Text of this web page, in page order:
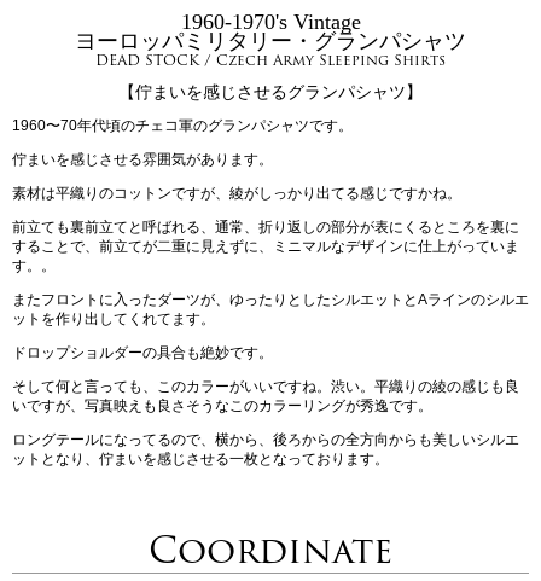
1960-1970's Vintage
ヨーロッパミリタリー・グランパシャツ
DEAD STOCK / Czech Army Sleeping Shirts
【佇まいを感じさせるグランパシャツ】
1960〜70年代頃のチェコ軍のグランパシャツです。
佇まいを感じさせる雰囲気があります。
素材は平織りのコットンですが、綾がしっかり出てる感じですかね。
前立ても裏前立てと呼ばれる、通常、折り返しの部分が表にくるところを裏に
することで、前立てが二重に見えずに、ミニマルなデザインに仕上がっていま
す。。
またフロントに入ったダーツが、ゆったりとしたシルエットとAラインのシルエ
ットを作り出してくれてます。
ドロップショルダーの具合も絶妙です。
そして何と言っても、このカラーがいいですね。渋い。平織りの綾の感じも良
いですが、写真映えも良さそうなこのカラーリングが秀逸です。
ロングテールになってるので、横から、後ろからの全方向からも美しいシルエ
ットとなり、佇まいを感じさせる一枚となっております。
Coordinate